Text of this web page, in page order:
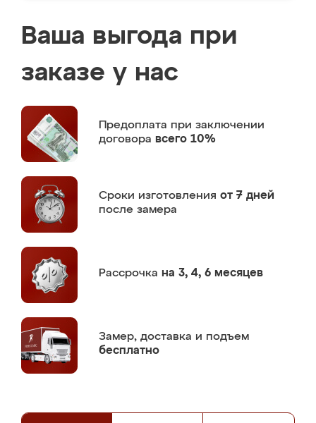
Ваша выгода при
заказе у нас
Предоплата при заключении
договора всего 10%
Сроки изготовления от 7 дней
после замера
Рассрочка на 3, 4, 6 месяцев
Замер, доставка и подъем
бесплатно